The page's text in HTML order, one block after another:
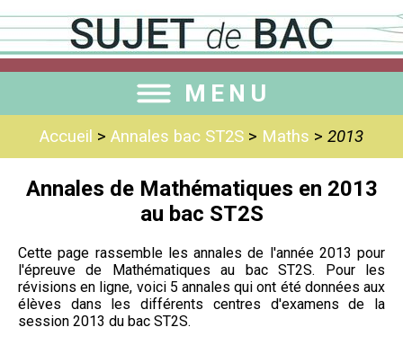
MENU
Accueil > Annales bac ST2S > Maths > 2013
Annales de Mathématiques en 2013
au bac ST2S
Cette page rassemble les annales de l'année 2013 pour
l'épreuve de Mathématiques au bac ST2S. Pour les
révisions en ligne, voici 5 annales qui ont été données aux
élèves dans les différents centres d'examens de la
session 2013 du bac ST2S.